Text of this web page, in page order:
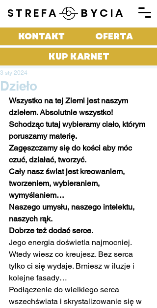
STREFA BYCIA
OFERTA
KONTAKT
KUP KARNET
Dzieło
3 sty 2024
Wszystko na tej Ziemi jest naszym
dziełem. Absolutnie wszystko!
Schodząc tutaj wybieramy ciało, którym
poruszamy materię.
Zagęszczamy się do kości aby móc
czuć, działać, tworzyć.
Cały nasz świat jest kreowaniem,
tworzeniem, wybieraniem,
wymyślaniem…
Naszego umysłu, naszego intelektu,
naszych rąk.
Dobrze też dodać serce.
Jego energia doświetla najmocniej.
Wtedy wiesz co kreujesz. Bez serca
tylko ci się wydaje. Brniesz w iluzje i
kolejne fasady…
Podłączenie do wielkiego serca
wszechświata i skrystalizowanie się w